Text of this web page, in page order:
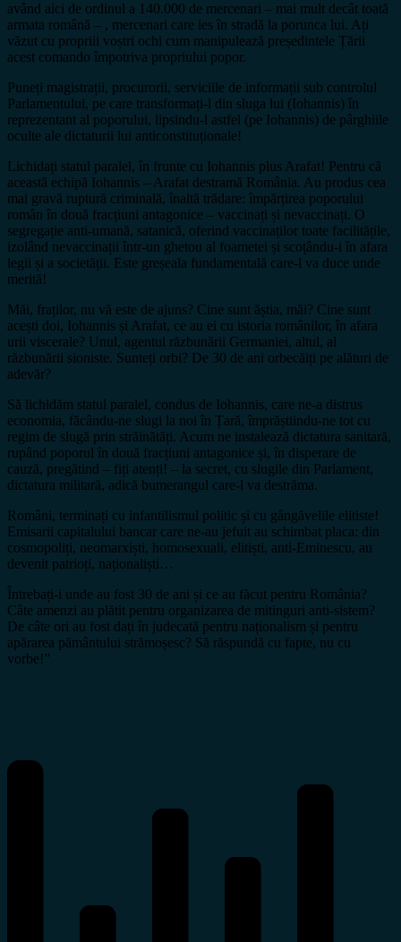
având aici de ordinul a 140.000 de mercenari – mai mult decât toată
armata română – , mercenari care ies în stradă la porunca lui. Ați
văzut cu propriii voștri ochi cum manipulează președintele Țării
acest comando împotriva propriului popor.
Puneți magistrații, procurorii, serviciile de informații sub controlul
Parlamentului, pe care transformați-l din sluga lui (Iohannis) în
reprezentant al poporului, lipsindu-l astfel (pe Iohannis) de pârghiile
oculte ale dictaturii lui anticonstituționale!
Lichidați statul paralel, în frunte cu Iohannis plus Arafat! Pentru că
această echipă Iohannis – Arafat destramă România. Au produs cea
mai gravă ruptură criminală, înaltă trădare: împărțirea poporului
român în două fracțiuni antagonice – vaccinați și nevaccinați. O
segregație anti-umană, satanică, oferind vaccinaților toate facilitățile,
izolând nevaccinații într-un ghetou al foametei și scoțându-i în afara
legii și a societății. Este greșeala fundamentală care-l va duce unde
merită!
Măi, fraților, nu vă este de ajuns? Cine sunt ăștia, măi? Cine sunt
acești doi, Iohannis și Arafat, ce au ei cu istoria românilor, în afara
urii viscerale? Unul, agentul răzbunării Germaniei, altul, al
răzbunării sioniste. Sunteți orbi? De 30 de ani orbecăiți pe alături de
adevăr?
Să lichidăm statul paralel, condus de Iohannis, care ne-a distrus
economia, făcându-ne slugi la noi în Țară, împrăștiindu-ne tot cu
regim de slugă prin străinătăți. Acum ne instalează dictatura sanitară,
rupând poporul în două fracțiuni antagonice și, în disperare de
cauză, pregătind – fiți atenți! – la secret, cu slugile din Parlament,
dictatura militară, adică bumerangul care-l va destrăma.
Români, terminați cu infantilismul politic și cu gângăvelile elitiste!
Emisarii capitalului bancar care ne-au jefuit au schimbat placa: din
cosmopoliți, neomarxiști, homosexuali, elitiști, anti-Eminescu, au
devenit patrioți, naționaliști…
Întrebați-i unde au fost 30 de ani și ce au făcut pentru România?
Câte amenzi au plătit pentru organizarea de mitinguri anti-sistem?
De câte ori au fost dați în judecată pentru naționalism și pentru
apărarea pământului strămoșesc? Să răspundă cu fapte, nu cu
vorbe!”